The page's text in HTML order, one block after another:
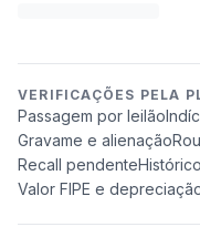
VERIFICAÇÕES PELA
Passagem por leilão
Gravame e alienação
Recall pendente
Valor FIPE e